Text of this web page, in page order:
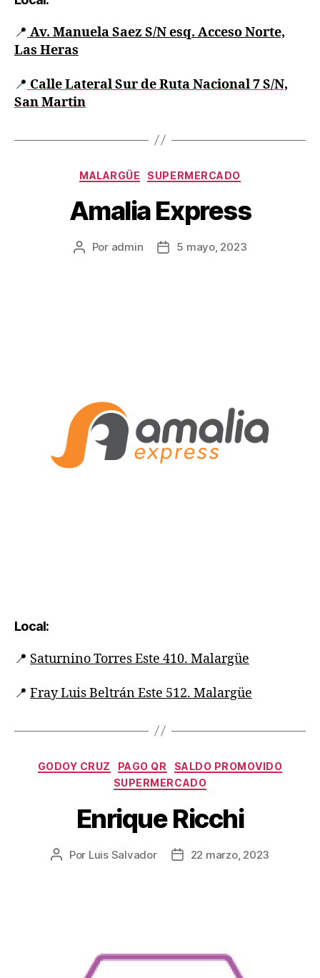
📍 Av. Manuela Saez S/N esq. Acceso Norte,
Las Heras
📍 Calle Lateral Sur de Ruta Nacional 7 S/N,
San Martin
MALARGÜE SUPERMERCADO
Amalia Express
Por admin 5 mayo, 2023
Local:
📍 Saturnino Torres Este 410. Malargüe
📍 Fray Luis Beltrán Este 512. Malargüe
GODOY CRUZ PAGO QR
SALDO PROMOVIDO
SUPERMERCADO
Enrique Ricchi
Por Luis Salvador 22 marzo, 2023